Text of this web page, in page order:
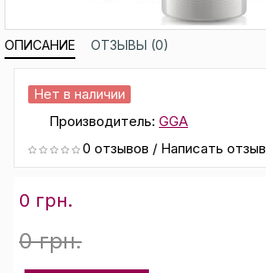
ОПИСАНИЕ ОТЗЫВЫ (0)
Нет в наличии
Производитель: GGA
0 отзывов / Написать отзыв
0 грн.
0 грн.